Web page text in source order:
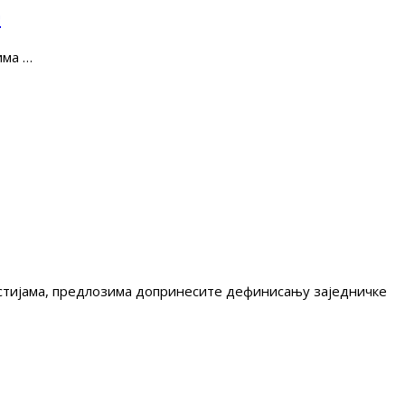
…
предлозима допринесите дефинисању заједничке